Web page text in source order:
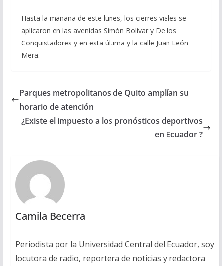
Hasta la mañana de este lunes, los cierres viales se
aplicaron en las avenidas Simón Bolívar y De los
Conquistadores y en esta última y la calle Juan León
Mera.
Parques metropolitanos de Quito amplían su
horario de atención
¿Existe el impuesto a los pronósticos deportivos
en Ecuador ?
Camila Becerra
Periodista por la Universidad Central del Ecuador, soy
locutora de radio, reportera de noticias y redactora